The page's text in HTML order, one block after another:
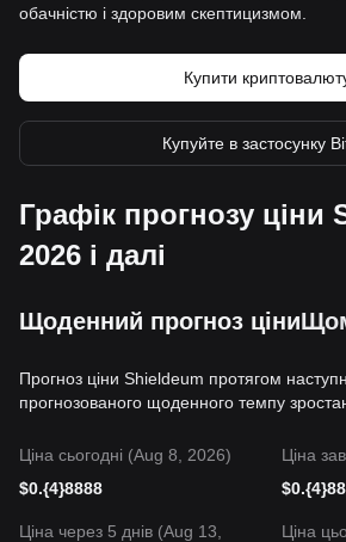
обачністю і здоровим скептицизмом.
Купити
Купуйте в застосунку
Графік прогнозу ціни
2026 і далі
Щоденний прогноз ціни
Прогноз ціни Shieldeum протягом
прогнозованого щоденного темпу
Ціна сьогодні (Aug 8, 2026)
$0.{4}8888
Ціна
$
Ціна через 5 днів (Aug 13,
Ціна